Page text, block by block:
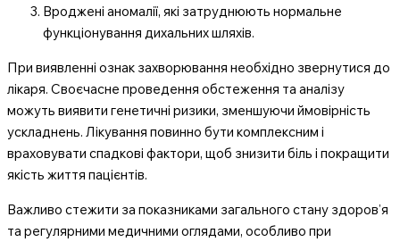
Вроджені аномалії, які затруднюють нормальне
функціонування дихальних шляхів.
При виявленні ознак захворювання необхідно звернутися до
лікаря. Своєчасне проведення обстеження та аналізу
можуть виявити генетичні ризики, зменшуючи ймовірність
ускладнень. Лікування повинно бути комплексним і
враховувати спадкові фактори, щоб знизити біль і покращити
якість життя пацієнтів.
Важливо стежити за показниками загального стану здоров’я
та регулярними медичними оглядами, особливо при